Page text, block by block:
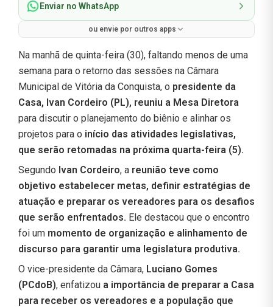
Enviar no WhatsApp
ou envie por outros apps
Na manhã de quinta-feira (30), faltando menos de uma
semana para o retorno das sessões na Câmara
Municipal de Vitória da Conquista, o presidente da
Casa, Ivan Cordeiro (PL), reuniu a Mesa Diretora
para discutir o planejamento do biênio e alinhar os
projetos para o início das atividades legislativas,
que serão retomadas na próxima quarta-feira (5).
Segundo Ivan Cordeiro, a reunião teve como
objetivo estabelecer metas, definir estratégias de
atuação e preparar os vereadores para os desafios
que serão enfrentados. Ele destacou que o encontro
foi um momento de organização e alinhamento de
discurso para garantir uma legislatura produtiva.
O vice-presidente da Câmara, Luciano Gomes
(PCdoB), enfatizou a importância de preparar a Casa
para receber os vereadores e a população que